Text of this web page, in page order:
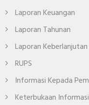
Laporan Keuangan
Laporan Tahunan
Laporan Keberlanjutan
RUPS
Informasi Kepada
Keterbukaan Informasi